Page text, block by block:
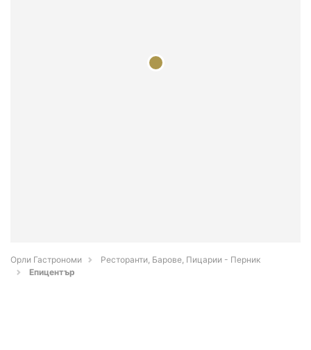
Орли Гастрономи
Ресторанти, Барове, Пицарии - Перник
Епицентър